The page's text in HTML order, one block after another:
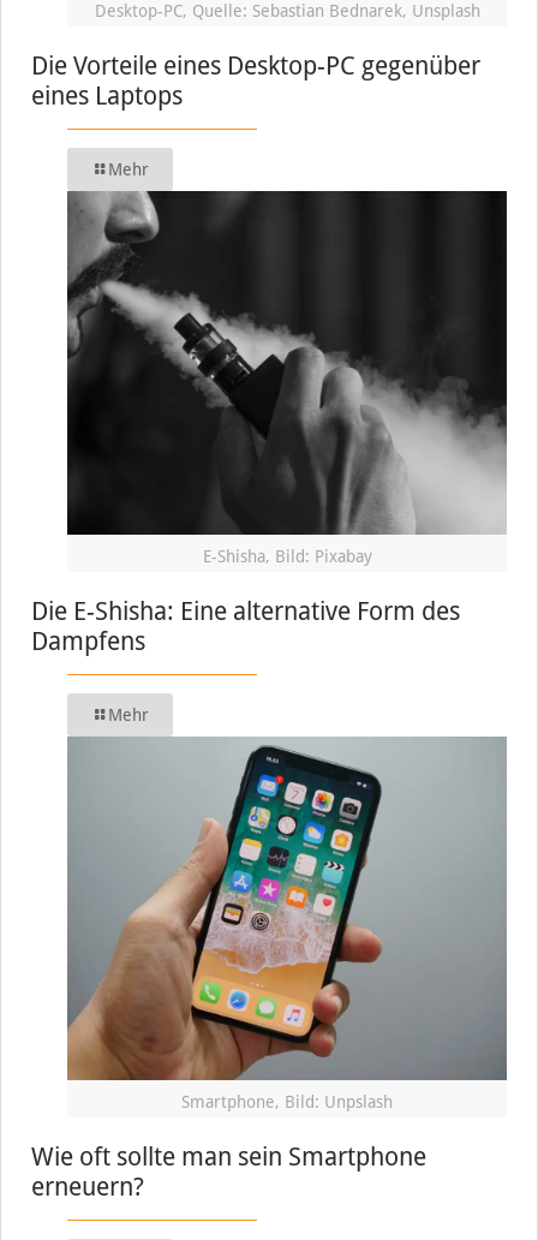
Desktop-PC, Quelle: Sebastian Bednarek, Unsplash
Die Vorteile eines Desktop-PC gegenüber
eines Laptops
Mehr
E-Shisha, Bild: Pixabay
Die E-Shisha: Eine alternative Form des
Dampfens
Mehr
Smartphone, Bild: Unpslash
Wie oft sollte man sein Smartphone
erneuern?